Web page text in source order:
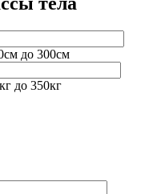
до 300см
до 350кг